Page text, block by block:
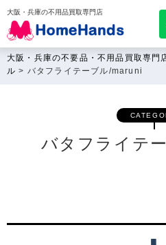
大阪・兵庫の不用品買取専門店
大阪・兵庫の不要品・不用品買取専門
ル > バタフライテーブル/maruni
バタフライテ